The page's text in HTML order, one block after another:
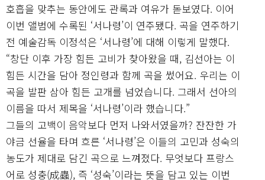
호흡을 맞추는 동안에도 관록과 여유가 돋보였다. 이어
이번 앨범에 수록된 ‘서나령’이 연주됐다. 곡을 연주하기
전 예술감독 이정석은 ‘서나령’에 대해 이렇게 말했다.
“창단 이후 가장 힘든 고비가 찾아왔을 때, 김선아는 이
힘든 시간을 담아 정인령과 함께 곡을 썼어요. 우리는 이
곡을 발판 삼아 힘든 고개를 넘었습니다. 그래서 선아의
이름을 따서 제목을 ‘서나령’이라 했습니다.”
그들의 고백이 음악보다 먼저 나와서였을까? 잔잔한 가
야금 선율을 타며 흐른 ‘서나령’은 이들의 고민과 성숙의
농도가 제대로 담긴 곡으로 느껴졌다. 무엇보다 프랑스
어로 성충(成蟲), 즉 ‘성숙’이라는 뜻을 담고 있는 이번